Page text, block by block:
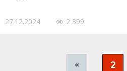
27.12.2024 2 399
« 2